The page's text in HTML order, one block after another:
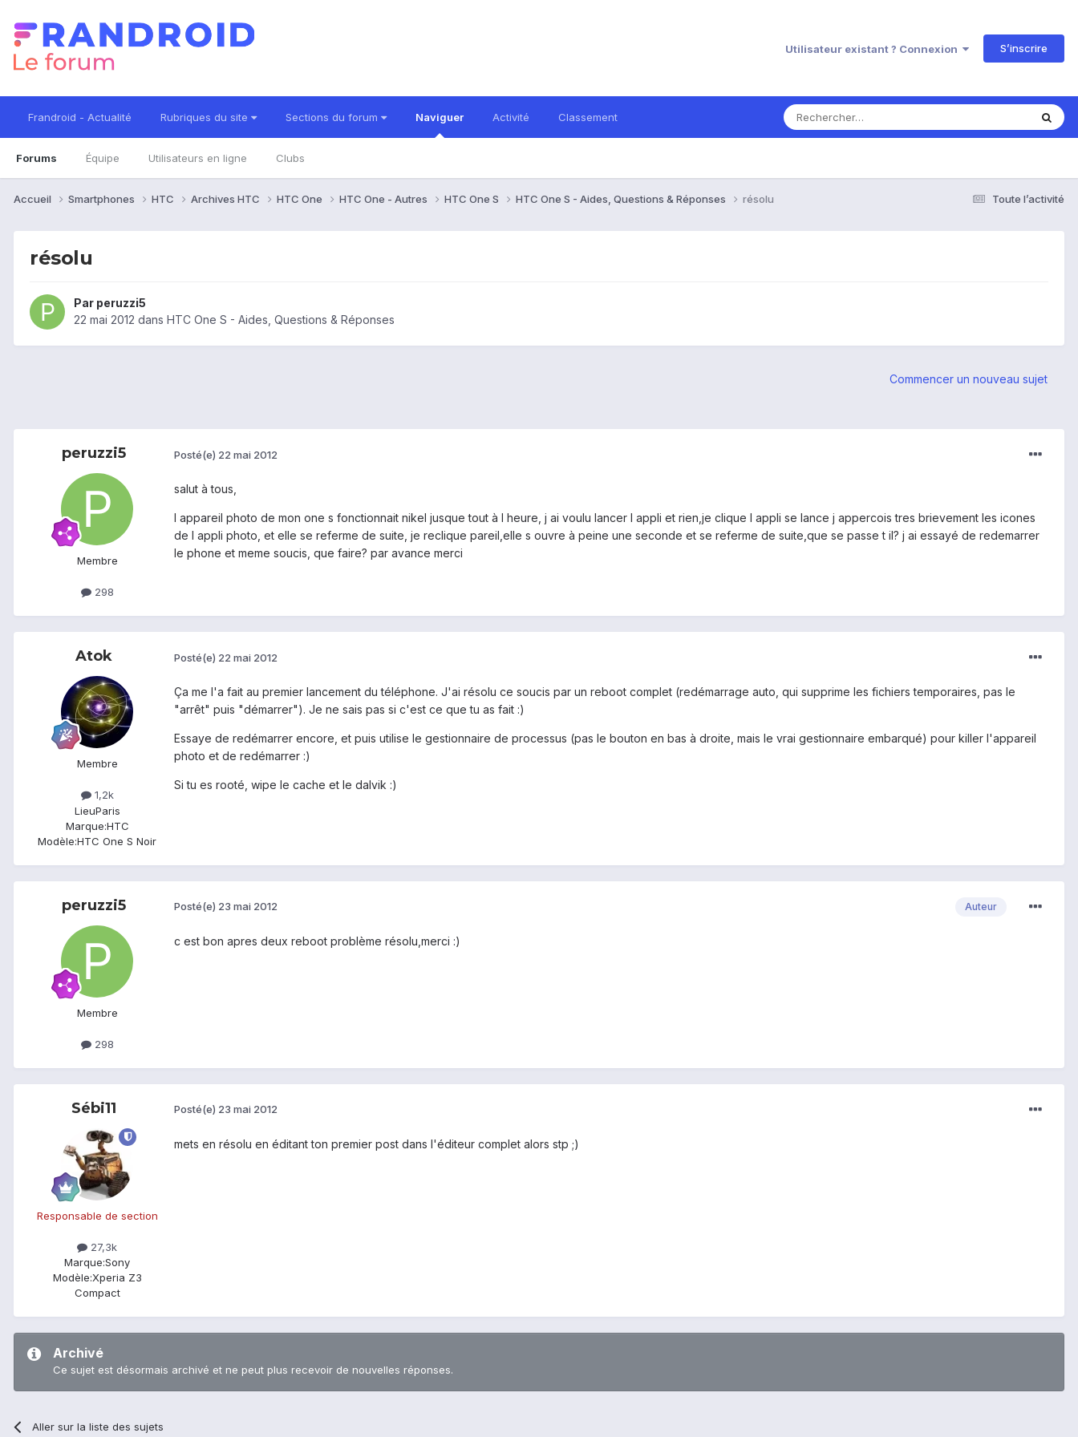
Utilisateur existant ? Connexion S’inscrire
Frandroid - Actualité Rubriques du site Sections du forum Naviguer
Forums Équipe Utilisateurs en ligne Clubs
Activité Classement
Toute l’activité
Accueil Smartphones HTC Archives HTC HTC One HTC One - Autres HTC One S HTC One S - Aides, Questions & Réponses résolu
résolu
Par peruzzi5
22 mai 2012 dans HTC One S - Aides, Questions & Réponses
Commencer un nouveau sujet
peruzzi5
Membre
298
Posté(e) 22 mai 2012
salut à tous,
l appareil photo de mon one s fonctionnait nikel jusque tout à l heure, j ai voulu lancer l appli et rien,je clique l appli se lance j appercois tres brievement les icones
de l appli photo, et elle se referme de suite, je reclique pareil,elle s ouvre à peine une seconde et se referme de suite,que se passe t il? j ai essayé de redemarrer
le phone et meme soucis, que faire? par avance merci
Atok
Membre
1,2k
LieuParis
Marque:HTC
Modèle:HTC One S Noir
Posté(e) 22 mai 2012
Ça me l'a fait au premier lancement du téléphone. J'ai résolu ce soucis par un reboot complet (redémarrage auto, qui supprime les fichiers temporaires, pas le
"arrêt" puis "démarrer"). Je ne sais pas si c'est ce que tu as fait :)
Essaye de redémarrer encore, et puis utilise le gestionnaire de processus (pas le bouton en bas à droite, mais le vrai gestionnaire embarqué) pour killer l'appareil
photo et de redémarrer :)
Si tu es rooté, wipe le cache et le dalvik :)
peruzzi5
Membre
298
Auteur
Posté(e) 23 mai 2012
c est bon apres deux reboot problème résolu,merci :)
Sébi11
Responsable de section
27,3k
Marque:Sony
Modèle:Xperia Z3
Compact
Posté(e) 23 mai 2012
mets en résolu en éditant ton premier post dans l'éditeur complet alors stp ;)
Archivé
Ce sujet est désormais archivé et ne peut plus recevoir de nouvelles réponses.
Aller sur la liste des sujets